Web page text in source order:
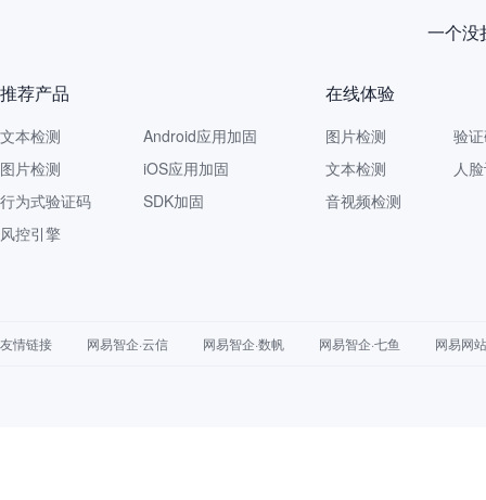
一个没
推荐产品
文本检测
图片检测
行为式验证码
风控引擎
Android应用加固
iOS应用加固
SDK加固
在线体验
图片检测
文本检测
音视频检测
验
人
友情链接 网易智企·云信 网易智企·数帆 网易智企·七鱼 网易网